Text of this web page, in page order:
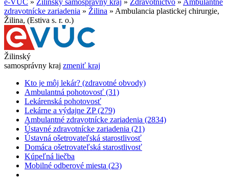
e-VÚC » Žilinský samosprávny kraj » Zdravotníctvo » Ambulantné
zdravotnícke zariadenia » Žilina » Ambulancia plastickej chirurgie,
Žilina, (Estiva s. r. o.)
Žilinský
samosprávny kraj zmeniť kraj
Kto je môj lekár? (zdravotné obvody)
Ambulantná pohotovosť (31)
Lekárenská pohotovosť
Lekárne a výdajne ZP (279)
Ambulantné zdravotnícke zariadenia (2834)
Ústavné zdravotnícke zariadenia (21)
Ústavná ošetrovateľská starostlivosť
Domáca ošetrovateľská starostlivosť
Kúpeľná liečba
Mobilné odberové miesta (23)